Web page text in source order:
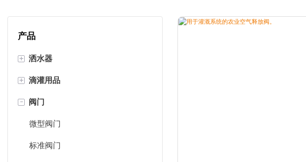
产品
+ 洒水器
微型喷头
中型洒水器
中/大型洒水器
压力补偿式喷淋器
+ 滴灌用品
滴灌器
滴灌带
箭形滴灌器
- 阀门
微型阀门
标准阀门